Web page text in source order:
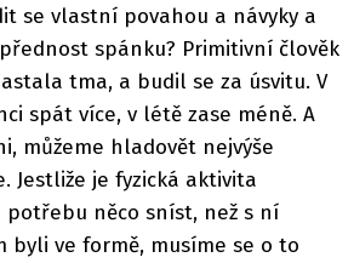
se vlastní povahou a návyky a
spánku? Primitivní člověk
tma, a budil se za úsvitu. V
spát více, v létě zase méně. A
můžeme hladovět nejvýše
Jestliže je fyzická aktivita
něco sníst, než s ní
byli ve formě, musíme se o to